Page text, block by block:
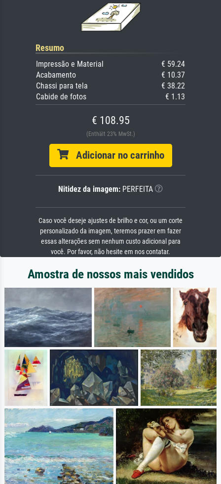
Resumo
Impressão e Material
€ 59.24
Acabamento
€ 10.37
Chassi para tela
€ 38.22
Cabide de fotos
€ 1.13
€ 108.95
(Enthält 23% MwSt.)
Adicionar no carrinho
Nitidez da imagem: PERFEITA
Caso você deseje ajustes de brilho e cor, ou um corte
personalizado da imagem, teremos prazer em fazer
essas alterações sem nenhum custo adicional para
você. Por favor, não hesite em nos contatar.
Amostra de nossos mais vendidos